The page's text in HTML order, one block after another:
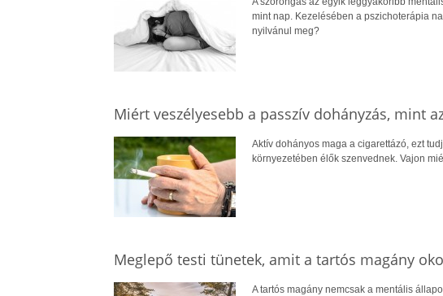
mint nap. Kezelésében a pszichoterápia
nyilvánul meg?
Miért veszélyesebb a passzív dohányzás, mint
Aktív dohányos maga a cigarettázó, ezt
környezetében élők szenvednek. Vajon
Meglepő testi tünetek, amit a tartós magány
A tartós magány nemcsak a mentális